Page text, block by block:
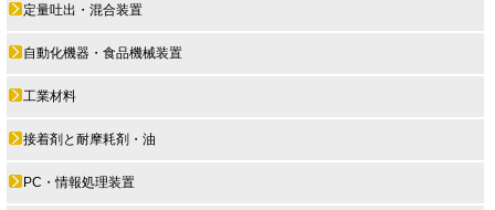
定量吐出・混合装置
自動化機器・食品機械装置
工業材料
接着剤と耐摩耗剤・油
PC・情報処理装置